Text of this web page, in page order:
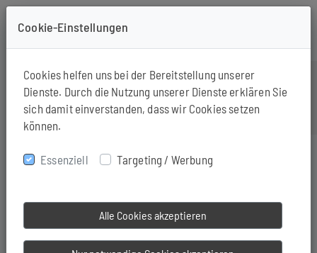
+49-571-94190163
Der Mensch nimmt gerne an, alles zu wissen. Dies
ist weit gefehlt. Wir haben bereits viele Dinge in der
Anatomie des Körpers erforscht. Eines jedoch
Cookie-Einstellungen
Cookies helfen uns bei der Bereitstellung unserer
Dienste. Durch die Nutzung unserer Dienste erklären Sie
sich damit einverstanden, dass wir Cookies setzen
können.
Essenziell Targeting / Werbung
Alle Cookies akzeptieren